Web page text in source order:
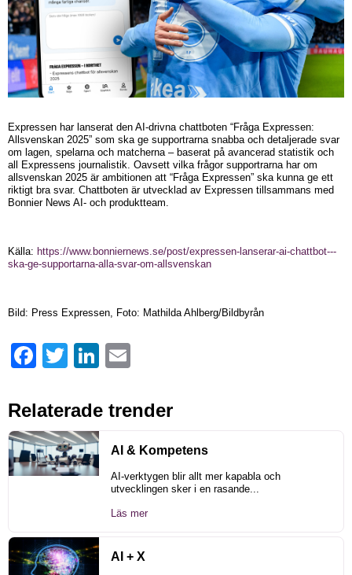
Expressen har lanserat den AI-drivna chattboten “Fråga Expressen:
Allsvenskan 2025” som ska ge supportrarna snabba och detaljerade svar
om lagen, spelarna och matcherna – baserat på avancerad statistik och
all Expressens journalistik. Oavsett vilka frågor supportrarna har om
allsvenskan 2025 är ambitionen att “Fråga Expressen” ska kunna ge ett
riktigt bra svar. Chattboten är utvecklad av Expressen tillsammans med
Bonnier News AI- och produktteam.
Källa: https://www.bonniernews.se/post/expressen-lanserar-ai-chattbot---
ska-ge-supportarna-alla-svar-om-allsvenskan
Bild: Press Expressen, Foto: Mathilda Ahlberg/Bildbyrån
FacebookTwitter LinkedIn
Relaterade trender
AI & Kompetens
AI-verktygen blir allt mer kapabla och
utvecklingen sker i en rasande...
Läs mer
AI + X